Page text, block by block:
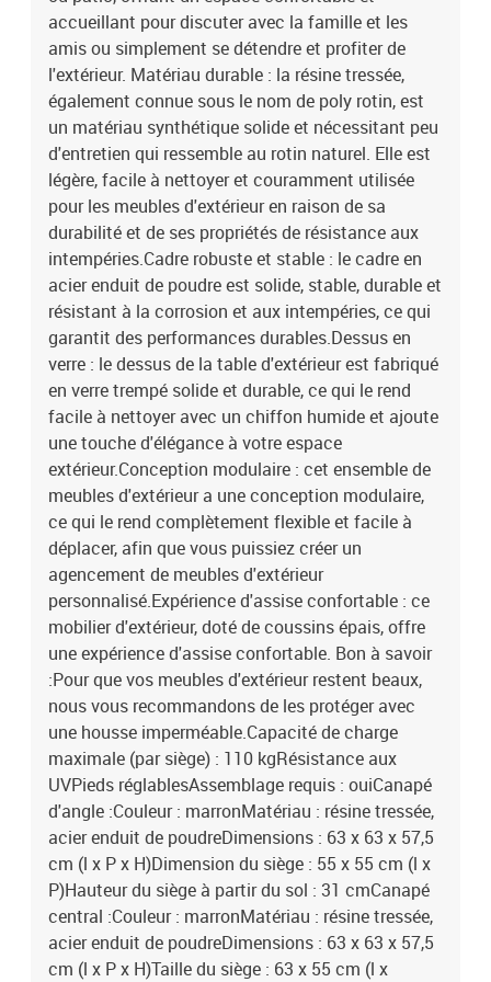
crèmeMatériau de la couverture : tissu (100 % polyester)Matériau
de remplissage du coussin de siège : mousseMatériau de
remplissage du coussin de dossier : fibre de cotonDimensions du
coussin de siège : 55/63 x 55 x 3 cm (l x P x é)Dimensions du
coussin de dossier (L) : 68 x 37 cm (l x P)Dimensions du coussin de
dossier (M) : 61 x 38 cm (l x P)Dimensions du coussin de dossier
(S) : 46 x 38 cm (l x P)La livraison contient :4 x canapé d'angle1 x
canapé central1 x table basse9 x coussin de dossier5 x coussin de
accueillant pour discuter avec la famille et les
amis ou simplement se détendre et profiter de
l'extérieur. Matériau durable : la résine tressée,
également connue sous le nom de poly rotin, est
un matériau synthétique solide et nécessitant peu
d'entretien qui ressemble au rotin naturel. Elle est
légère, facile à nettoyer et couramment utilisée
pour les meubles d'extérieur en raison de sa
durabilité et de ses propriétés de résistance aux
intempéries.Cadre robuste et stable : le cadre en
acier enduit de poudre est solide, stable, durable et
résistant à la corrosion et aux intempéries, ce qui
garantit des performances durables.Dessus en
verre : le dessus de la table d'extérieur est fabriqué
en verre trempé solide et durable, ce qui le rend
facile à nettoyer avec un chiffon humide et ajoute
une touche d'élégance à votre espace
extérieur.Conception modulaire : cet ensemble de
meubles d'extérieur a une conception modulaire,
ce qui le rend complètement flexible et facile à
déplacer, afin que vous puissiez créer un
agencement de meubles d'extérieur
personnalisé.Expérience d'assise confortable : ce
mobilier d'extérieur, doté de coussins épais, offre
une expérience d'assise confortable. Bon à savoir
:Pour que vos meubles d'extérieur restent beaux,
nous vous recommandons de les protéger avec
une housse imperméable.Capacité de charge
maximale (par siège) : 110 kgRésistance aux
UVPieds réglablesAssemblage requis : ouiCanapé
d'angle :Couleur : marronMatériau : résine tressée,
acier enduit de poudreDimensions : 63 x 63 x 57,5
cm (l x P x H)Dimension du siège : 55 x 55 cm (l x
P)Hauteur du siège à partir du sol : 31 cmCanapé
central :Couleur : marronMatériau : résine tressée,
acier enduit de poudreDimensions : 63 x 63 x 57,5
cm (l x P x H)Taille du siège : 63 x 55 cm (l x